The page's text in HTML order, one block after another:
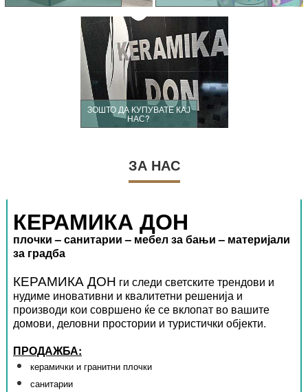
ЗОШТО ДА КУПУВАТЕ КАЈ
НАС?
ЗА НАС
КЕРАМИКА ДОН
плочки – санитарии – мебел за бањи – материјали
за градба
КЕРАМИКА ДОН ги следи светските трендови и
нудиме иновативни и квалитетни решенија и
производи кои совршено ќе се вклопат во вашите
домови, деловни простории и туристички објекти.
ПРОДАЖБА:
керамички и гранитни плочки
санитарии